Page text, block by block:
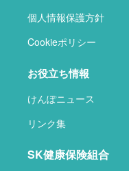
個人情報保護方針
Cookieポリシー
お役立ち情報
けんぽニュース
リンク集
SK健康保険組合